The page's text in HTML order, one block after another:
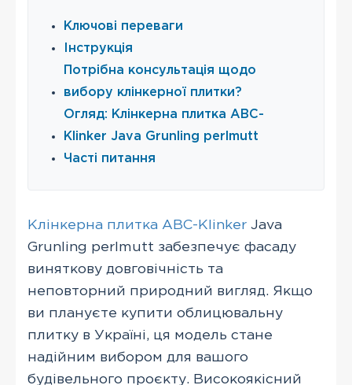
Ключові переваги
Інструкція
Потрібна консультація щодо
вибору клінкерної плитки?
Огляд: Клінкерна плитка АВС-
Klinker Java Grunling perlmutt
Часті питання
Клінкерна плитка ABC-Klinker Java
Grunling perlmutt забезпечує фасаду
виняткову довговічність та
неповторний природний вигляд. Якщо
ви плануєте купити облицювальну
плитку в Україні, ця модель стане
надійним вибором для вашого
будівельного проєкту. Високоякісний